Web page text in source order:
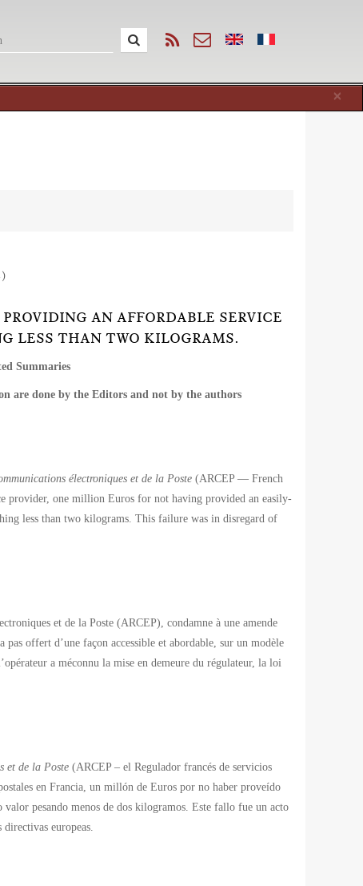
×
AN AFFORDABLE SERVICE
LESS THAN TWO KILOGRAMS.
Summaries
are done by the Editors and not by the authors
électroniques et de la Poste (ARCEP — French
provider, one million Euros for not having provided an easily-
less than two kilograms. This failure was in disregard of
et de la Poste (ARCEP), condamne à une amende
offert d’une façon accessible et abordable, sur un modèle
a méconnu la mise en demeure du régulateur, la loi
et de la Poste (ARCEP – el Regulador francés de servicios
en Francia, un millón de Euros por no haber proveído
pesando menos de dos kilogramos. Este fallo fue un acto
europeas.